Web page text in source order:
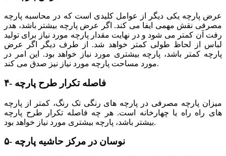
عرض پارچه یکی دیگر از عوامل کلیدی است که در محاسبه پارچه
مصرفی نقش مهمی ایفا می کند. اگر عرض پارچه بیشتر باشد، هدر
رفت آن کمتر می شود و در نهایت مقدار پارچه مورد نیاز برای تولید
لباس از لحاظ طولی کمتر خواهد شد. از طرف دیگر اگر عرض
پارچه کمتر باشد، پارچه بیشتری مورد نیاز خواهد بود. این امر در
مورد مساحت پارچه مورد نیاز نیز صدق می کند.
۴- فاصله تکرار طرح پارچه
میزان پارچه مصرفی در پارچه های رنگی تک رنگ، کمتر از پارچه
های راه راه یا چهارخانه است. هر چه فاصله تکرار طرح پارچه
بیشتر باشد، پارچه بیشتری مورد نیاز خواهد بود.
۵- نوسان در مرکز حاشیه پارچه